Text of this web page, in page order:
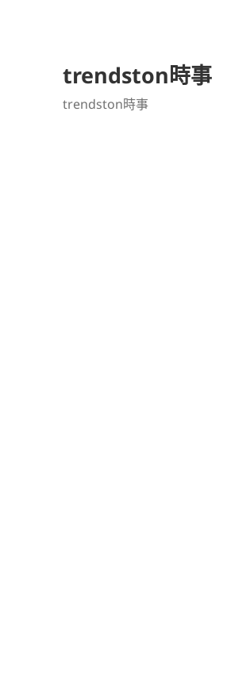
trendston時事
trendston時事